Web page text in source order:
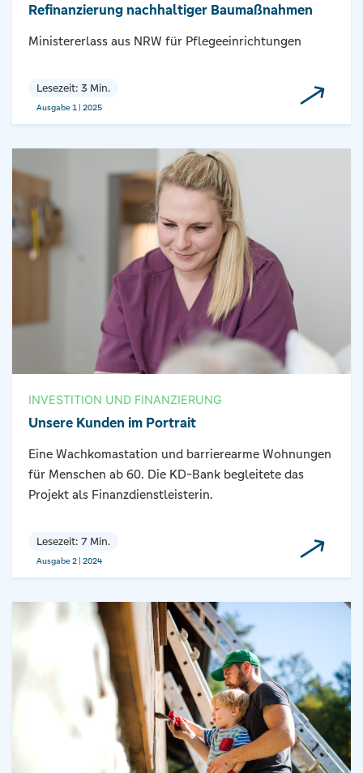
Refinanzierung nachhaltiger Baumaßnahmen
Ministererlass aus NRW für Pflegeeinrichtungen
Lesezeit: 3 Min.
Ausgabe 1 | 2025
INVESTITION UND FINANZIERUNG
Unsere Kunden im Portrait
Eine Wachkomastation und barrierearme Wohnungen
für Menschen ab 60. Die KD-Bank begleitete das
Projekt als Finanzdienstleisterin.
Lesezeit: 7 Min.
Ausgabe 2 | 2024